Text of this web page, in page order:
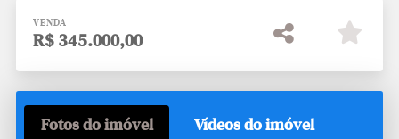
VENDA
R$345.000,00
Fotos do imóvel
Vídeos do imóvel